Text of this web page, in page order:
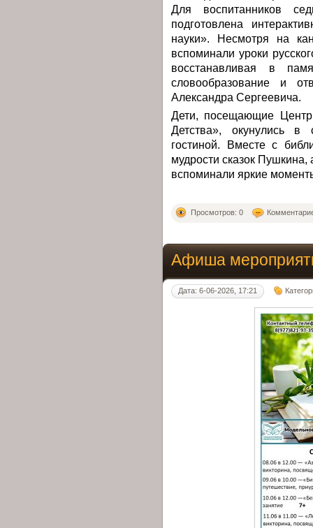
Для воспитанников
подготовлена
науки». Несмотря на
вспоминали уроки
восстанавливая в
словообразование и
Александра Сергеевича.
Дети, посещающие Центр
Детства», окунулись в
гостиной. Вместе с
мудрости сказок
вспоминали яркие
Просмотров: 0
Афиша
Дата: 6-06-2026, 17:21